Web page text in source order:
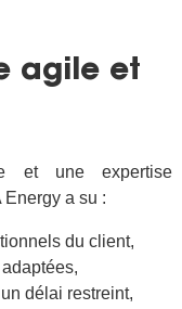
agile et
et une expertise
a su :
du client,
délai restreint,